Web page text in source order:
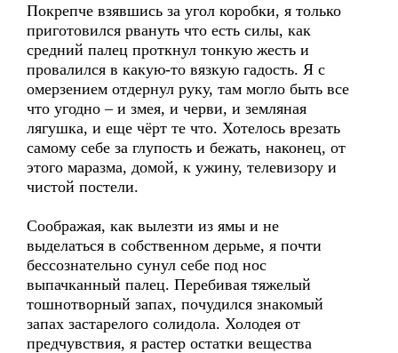
Покрепче взявшись за угол коробки, я только
приготовился рвануть что есть силы, как
средний палец проткнул тонкую жесть и
провалился в какую-то вязкую гадость. Я с
омерзением отдернул руку, там могло быть все
что угодно – и змея, и черви, и земляная
лягушка, и еще чёрт те что. Хотелось врезать
самому себе за глупость и бежать, наконец, от
этого маразма, домой, к ужину, телевизору и
чистой постели.
Соображая, как вылезти из ямы и не
выделаться в собственном дерьме, я почти
бессознательно сунул себе под нос
выпачканный палец. Перебивая тяжелый
тошнотворный запах, почудился знакомый
запах застарелого солидола. Холодея от
предчувствия, я растер остатки вещества